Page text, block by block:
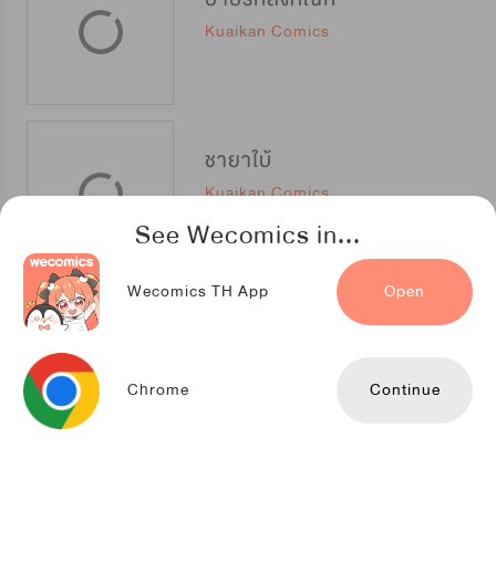
See Wecomics in...
Wecomics TH App Open
Chrome Continue
Kuaikan Comics
ชายาใบ้
Kuaikan Comics